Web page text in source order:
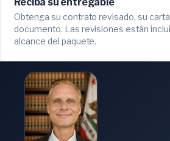
Obtenga su contrato revisado, su
documento. Las revisiones están
alcance del paquete.